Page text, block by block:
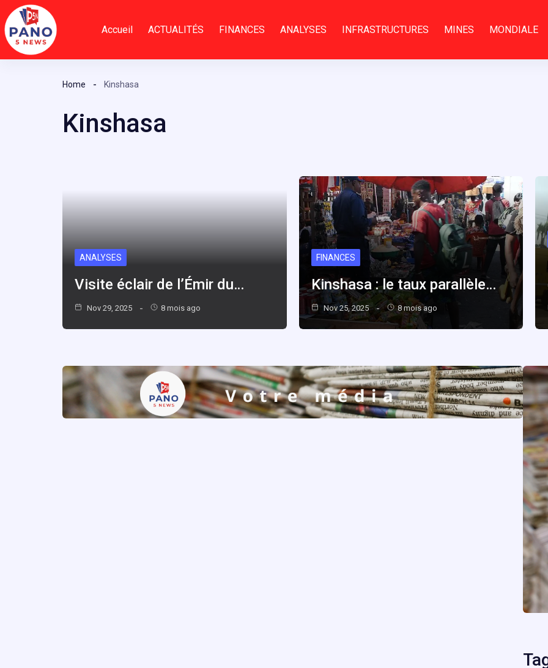
Passer
au
contenu
Accueil ACTUALITÉS FINANCES ANALYSES INFRASTRUCTURES MINES MONDIALE
Home Kinshasa
Kinshasa
ANALYSES
Visite éclair de l’Émir du…
Nov 29, 2025 8 mois ago
FINANCES
Kinshasa : le taux parallèle…
Nov 25, 2025 8 mois ago